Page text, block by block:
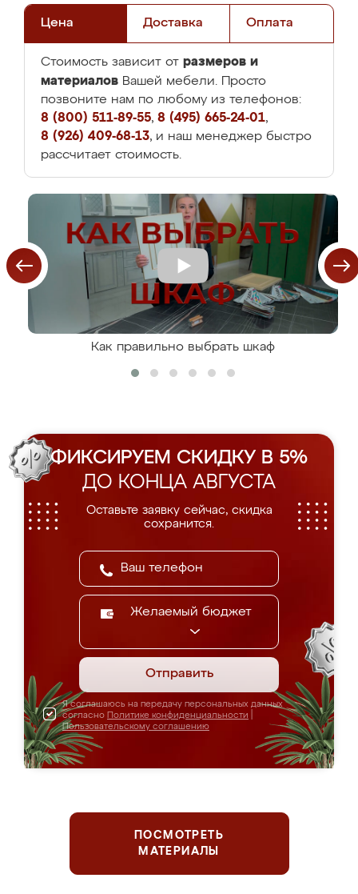
Цена Доставка Оплата
Стоимость зависит от размеров и
материалов Вашей мебели. Просто
позвоните нам по любому из телефонов:
8 (800) 511-89-55, 8 (495) 665-24-01,
8 (926) 409-68-13, и наш менеджер быстро
рассчитает стоимость.
Как правильно выбрать шкаф
ФИКСИРУЕМ СКИДКУ В 5%
ДО КОНЦА АВГУСТА
Оставьте заявку сейчас, скидка
сохранится.
Желаемый бюджет
Отправить
Я соглашаюсь на передачу персональных данных
согласно Политике конфиденциальности
Пользовательскому соглашению
ПОСМОТРЕТЬ
МАТЕРИАЛЫ